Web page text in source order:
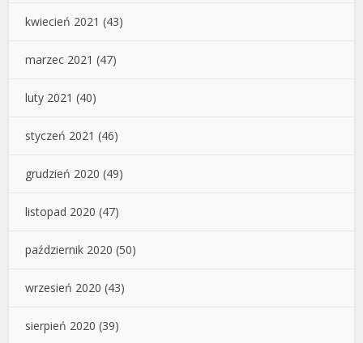
kwiecień 2021 (43)
marzec 2021 (47)
luty 2021 (40)
styczeń 2021 (46)
grudzień 2020 (49)
listopad 2020 (47)
październik 2020 (50)
wrzesień 2020 (43)
sierpień 2020 (39)